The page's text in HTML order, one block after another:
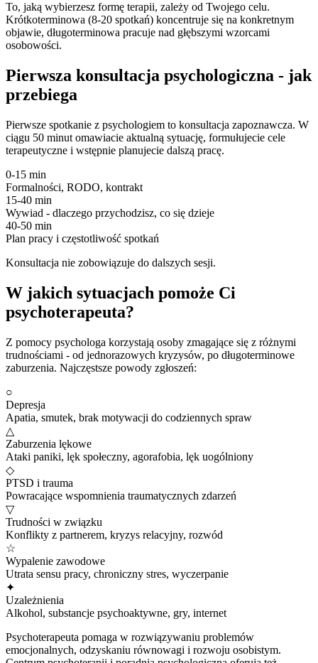
To, jaką wybierzesz formę terapii, zależy od Twojego celu.
Krótkoterminowa (8-20 spotkań) koncentruje się na konkretnym
objawie, długoterminowa pracuje nad głębszymi wzorcami
osobowości.
Pierwsza konsultacja psychologiczna - jak
przebiega
Pierwsze spotkanie z psychologiem to konsultacja zapoznawcza. W
ciągu 50 minut omawiacie aktualną sytuację, formułujecie cele
terapeutyczne i wstępnie planujecie dalszą pracę.
0-15 min
Formalności, RODO, kontrakt
15-40 min
Wywiad - dlaczego przychodzisz, co się dzieje
40-50 min
Plan pracy i częstotliwość spotkań
Konsultacja nie zobowiązuje do dalszych sesji.
W jakich sytuacjach pomoże Ci
psychoterapeuta?
Z pomocy psychologa korzystają osoby zmagające się z różnymi
trudnościami - od jednorazowych kryzysów, po długoterminowe
zaburzenia. Najczęstsze powody zgłoszeń:
○
Depresja
Apatia, smutek, brak motywacji do codziennych spraw
△
Zaburzenia lękowe
Ataki paniki, lęk społeczny, agorafobia, lęk uogólniony
◇
PTSD i trauma
Powracające wspomnienia traumatycznych zdarzeń
▽
Trudności w związku
Konflikty z partnerem, kryzys relacyjny, rozwód
☆
Wypalenie zawodowe
Utrata sensu pracy, chroniczny stres, wyczerpanie
✦
Uzależnienia
Alkohol, substancje psychoaktywne, gry, internet
Psychoterapeuta pomaga w rozwiązywaniu problemów
emocjonalnych, odzyskaniu równowagi i rozwoju osobistym.